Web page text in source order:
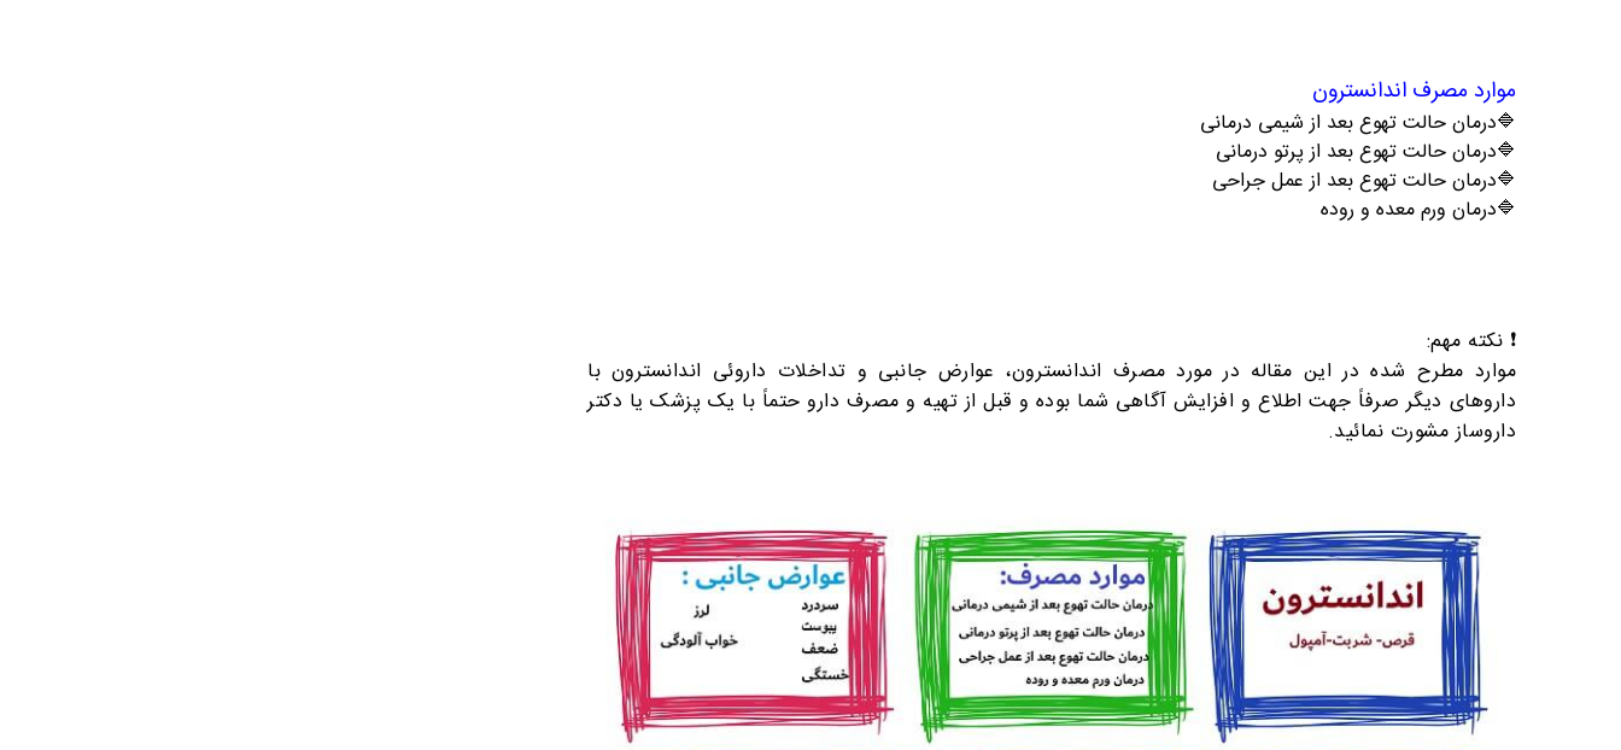
موارد مصرف اندانسترون
🔷درمان حالت تهوع بعد از شیمی درمانی
🔷درمان حالت تهوع بعد از پرتو درمانی
🔷درمان حالت تهوع بعد از عمل جراحی
🔷درمان ورم معده و روده
❗️ نکته مهم:
موارد مطرح شده در این مقاله در مورد مصرف اندانسترون، عوارض جانبی و تداخلات داروئی اندانسترون با
داروهای دیگر صرفاً جهت اطلاع و افزایش آگاهی شما بوده و قبل از تهیه و مصرف دارو حتماً با یک پزشک یا دکتر
داروساز مشورت نمائید.